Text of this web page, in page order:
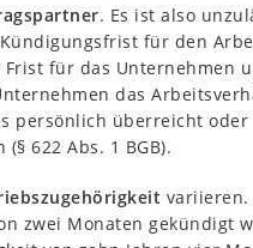
. Es ist also
für den
für das Unternehmen
das
persönlich überreicht
622 Abs. 1 BGB).
variieren.
zwei Monaten gekündigt